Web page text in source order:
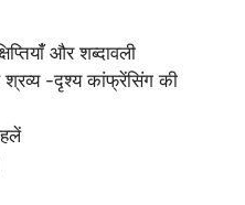
और शब्दावली
-दृश्य कांफ्रेंसिंग की